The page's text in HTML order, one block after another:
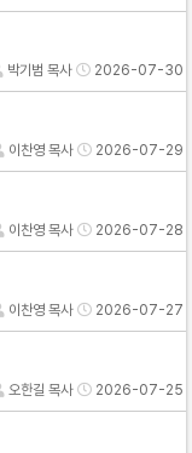
박기범 목사 2026-07-30
이찬영 목사 2026-07-29
이찬영 목사 2026-07-28
이찬영 목사 2026-07-27
오한길 목사 2026-07-25